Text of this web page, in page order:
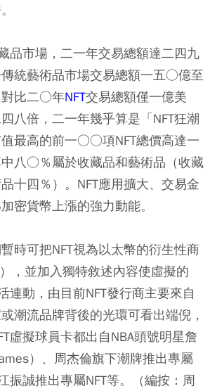
品市場，二一年交易總額達二四九
統藝術品市場交易總額一五○億至
比二○年NFT交易總額僅一億美
八倍，二一年幾乎算是「NFT狂潮
最高的前一○○項NFT總價高達一
八○％屬於收藏品和藝術品（收藏
十四％）。NFT應用擴大、交易金
密貨幣上漲的強力動能。
時可把NFT視為以太幣的衍生性商
，並加入獨特敘述內容使虛擬的
連動，由目前NFT發行商主要來自
潮流品牌背後的光環可看出端倪，
虛擬球員卡都出自NBA頭號明星詹
）、周杰倫旗下潮牌推出專屬
振誠推出專屬NFT等。（編按：周